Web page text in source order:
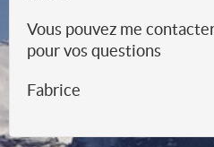
Vous pouvez me
pour vos questions
Fabrice